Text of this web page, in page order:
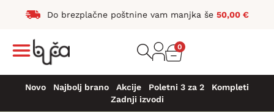
Do brezplačne poštnine vam manjka še 50,00 €
0
Novo Najbolj brano Akcije Poletni 3 za 2
Kompleti
Zadnji izvodi